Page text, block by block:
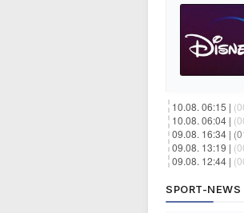
10.08. 06:15 |
10.08. 06:04 |
09.08. 16:34 |
09.08. 13:19 |
09.08. 12:44 |
SPORT-NEWS